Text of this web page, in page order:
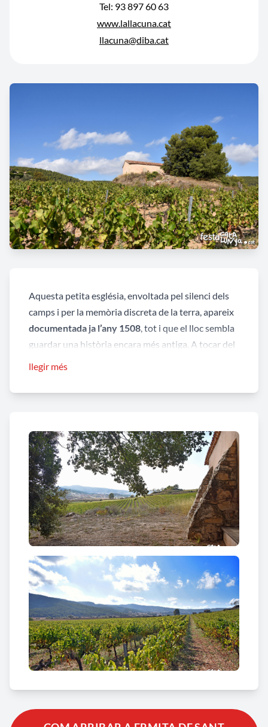
Tel: 93 897 60 63
www.lallacuna.cat
llacuna@diba.cat
Aquesta petita església, envoltada pel silenci dels
camps i per la memòria discreta de la terra, apareix
documentada ja l’any 1508, tot i que el lloc sembla
guardar una història encara més antiga. A tocar del
hagués estat escollit des de fa segles per acollir tant
Consagrada aSant Antoni Abat, protector dels
animals, dels camins i de les ànimes humils, la
capella conserva encara l’aura d’aquella devoció
popular tan arrelada al món rural. La figura del sant,
sovint representada amb un bastó en forma de tau,
un petit porc als seus peus i la mirada serena dels
ermitans, simbolitza la resistència davant les
temptacions i la bondat envers els éssers més
senzills. Encara avui, malgrat la nuesa de l’interior,
un dibuix en tonalitats vermelloses dedicat al sant
manté viva la seva presència, com una flama
discreta que resisteix el pas del temps.
L’edificifou ampliat l’any 1824, moment en què la
llegir més